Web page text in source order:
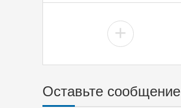
+
Оставьте сообщение